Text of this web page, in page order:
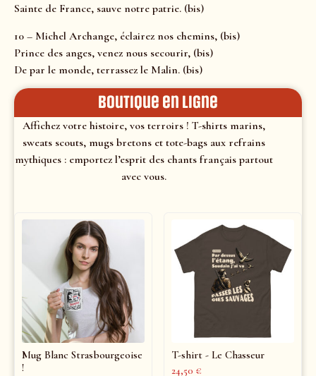
Sainte de France, sauve notre patrie. (bis)
10 – Michel Archange, éclairez nos chemins, (bis)
Prince des anges, venez nous secourir, (bis)
De par le monde, terrassez le Malin. (bis)
Boutique en ligne
Affichez votre histoire, vos terroirs ! T-shirts marins,
sweats scouts, mugs bretons et tote-bags aux refrains
mythiques : emportez l’esprit des chants français partout
avec vous.
Mug Blanc Strasbourgeoise
!
T-shirt - Le Chasseur
24,50 €